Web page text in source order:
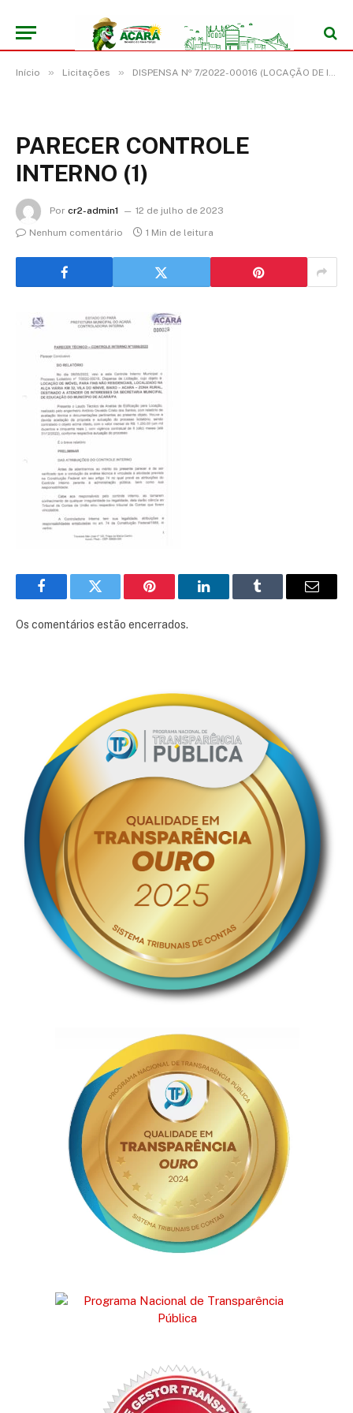
Início » Licitações » DISPENSA Nº 7/2022-00016 (LOCAÇÃO DE IMÓVEL PARA FINS NÃO RESIDENCIAIS, LOCALIZADO NA ALÇA VIÁRIA KM 32, VILA DO NÍNIVE, BAIXO ACARÁ – ZONA RURAL, DESTINADO A ATENDER OS INTERESSES DA SECRETARIA MUNICIPAL DE EDUCAÇÃO DO MUNICÍPIO DE ACARÁ/PA)
PARECER CONTROLE
INTERNO (1)
Por cr2-admin1
12 de julho de 2023
Nenhum comentário
1 Min de leitura
FacebookTwitter Pinterest LinkedInTumblr
E-
Os comentários estão encerrados.